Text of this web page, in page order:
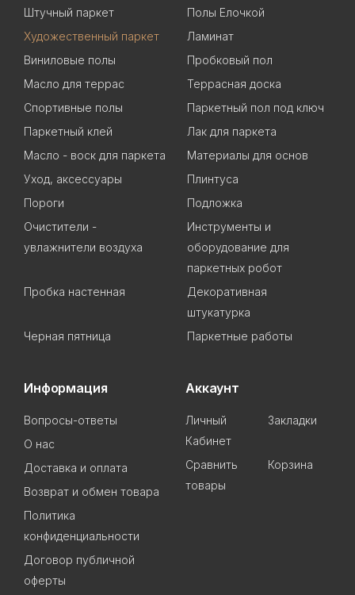
Штучный паркет
Полы Елочкой
Художественный паркет
Ламинат
Виниловые полы
Пробковый пол
Масло для террас
Террасная доска
Спортивные полы
Паркетный пол под ключ
Паркетный клей
Лак для паркета
Масло - воск для паркета
Материалы для основ
Уход, аксессуары
Плинтуса
Пороги
Подложка
Очистители -
увлажнители воздуха
Инструменты и
оборудование для
паркетных робот
Пробка настенная
Декоративная
штукатурка
Черная пятница
Паркетные работы
Информация
Вопросы-ответы
О нас
Доставка и оплата
Возврат и обмен товара
Политика
конфиденциальности
Договор публичной
оферты
Аккаунт
Личный
Кабинет
Закладки
Сравнить
товары
Корзина